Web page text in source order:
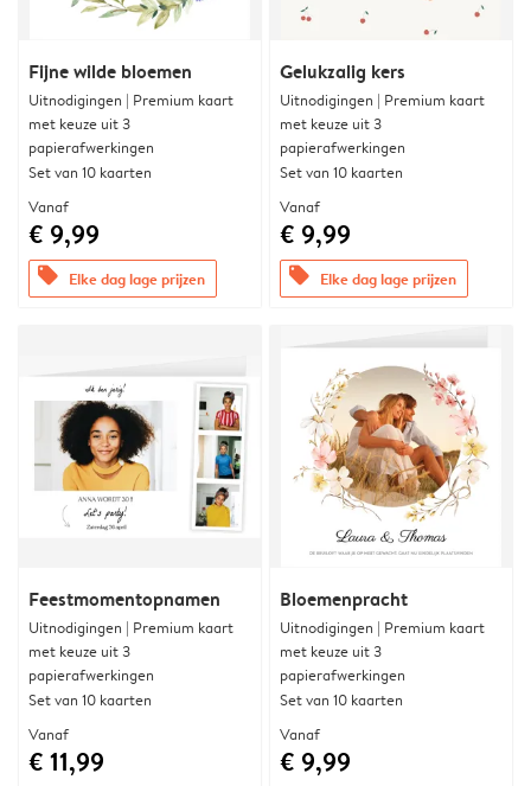
Fijne wilde bloemen
Uitnodigingen | Premium kaart
met keuze uit 3
papierafwerkingen
Set van 10 kaarten
Vanaf
€ 9,99
offers Elke dag lage prijzen
Gelukzalig kers
Uitnodigingen | Premium kaart
met keuze uit 3
papierafwerkingen
Set van 10 kaarten
Vanaf
€ 9,99
offers Elke dag lage prijzen
Feestmomentopnamen
Uitnodigingen | Premium kaart
met keuze uit 3
papierafwerkingen
Set van 10 kaarten
Vanaf
€ 11,99
Bloemenpracht
Uitnodigingen | Premium kaart
met keuze uit 3
papierafwerkingen
Set van 10 kaarten
Vanaf
€ 9,99